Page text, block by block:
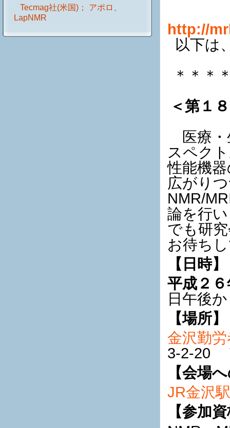
Tecmag社(米国)； アポロ、
LapNMR
http://
以下は
＊＊＊
＜第１
医療・
スペク
性能機
広がり
NMR/
論を行
でも研
お待ち
【日時】
平成２
日午後
【場所】
金沢勤
3-2-20
【会場
JR金沢
【参加